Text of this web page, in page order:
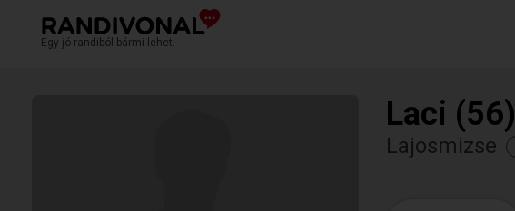
Egy jó randiból bármi lehet.
Laci (56)
Lajosmizse